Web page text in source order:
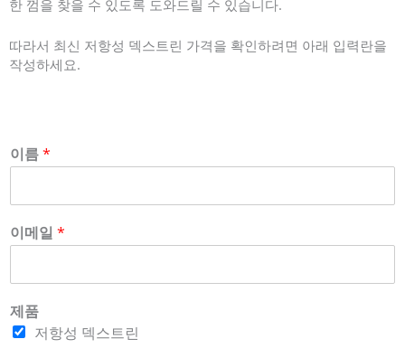
한 껌을 찾을 수 있도록 도와드릴 수 있습니다.
따라서 최신 저항성 덱스트린 가격을 확인하려면 아래 입력란을
작성하세요.
이름*
이메일 *
제품
저항성 덱스트린